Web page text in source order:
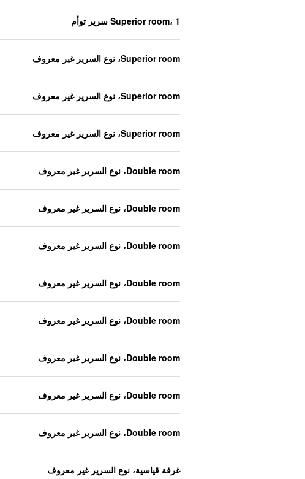
Superior room، 1 سرير توأم
Superior room، نوع السرير غير معروف
Superior room، نوع السرير غير معروف
Superior room، نوع السرير غير معروف
Double room، نوع السرير غير معروف
Double room، نوع السرير غير معروف
Double room، نوع السرير غير معروف
Double room، نوع السرير غير معروف
Double room، نوع السرير غير معروف
Double room، نوع السرير غير معروف
Double room، نوع السرير غير معروف
Double room، نوع السرير غير معروف
غرفة قياسية، نوع السرير غير معروف